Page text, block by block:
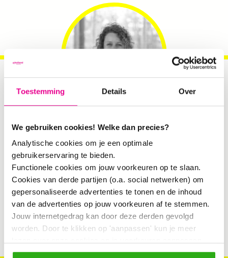
Toestemming Details Over
We gebruiken cookies! Welke dan precies?
Analytische cookies om je een optimale
gebruikerservaring te bieden.
Functionele cookies om jouw voorkeuren op te slaan.
Cookies van derde partijen (o.a. social netwerken) om
gepersonaliseerde advertenties te tonen en de inhoud
van de advertenties op jouw voorkeuren af te stemmen.
Jouw internetgedrag kan door deze derden gevolgd
worden. Door te klikken op 'aanpassen' kun je meer
Door op 'Alles toestaan' te klikken, ga je akkoord met het